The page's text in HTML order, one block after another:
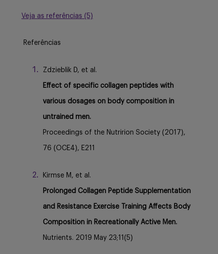
Veja as referências (5)
Referências
Zdzieblik D, et al.
Effect of specific collagen peptides with
various dosages on body composition in
untrained men.
Proceedings of the Nutririon Society (2017),
76 (OCE4), E211
Kirmse M, et al.
Prolonged Collagen Peptide Supplementation
and Resistance Exercise Training Affects Body
Composition in Recreationally Active Men.
Nutrients. 2019 May 23;11(5)